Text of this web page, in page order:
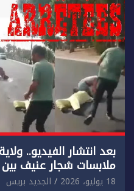
بعد انتشار الفيديو..
ملابسات شجار عنيف
18 يوليو، 2026 الجديد بريس